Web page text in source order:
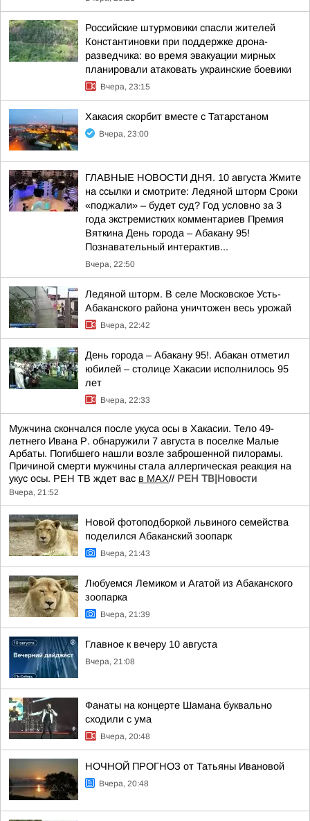
Российские штурмовики спасли жителей
Константиновки при поддержке дрона-
разведчика: во время эвакуации мирных
планировали атаковать украинские боевики
Вчера, 23:15
Хакасия скорбит вместе с Татарстаном
Вчера, 23:00
ГЛАВНЫЕ НОВОСТИ ДНЯ. 10 августа Жмите
на ссылки и смотрите: Ледяной шторм Сроки
«поджали» – будет суд? Год условно за 3
года экстремистких комментариев Премия
Вяткина День города – Абакану 95!
Познавательный интерактив...
Вчера, 22:50
Ледяной шторм. В селе Московское Усть-
Абаканского района уничтожен весь урожай
Вчера, 22:42
День города – Абакану 95!. Абакан отметил
юбилей – столице Хакасии исполнилось 95
лет
Вчера, 22:33
Мужчина скончался после укуса осы в Хакасии. Тело 49-
летнего Ивана Р. обнаружили 7 августа в поселке Малые
Арбаты. Погибшего нашли возле заброшенной пилорамы.
Причиной смерти мужчины стала аллергическая реакция на
укус осы. РЕН ТВ ждет вас в MAX// РЕН ТВ|Новости
Вчера, 21:52
Новой фотоподборкой львиного семейства
поделился Абаканский зоопарк
Вчера, 21:43
Любуемся Лемиком и Агатой из Абаканского
зоопарка
Вчера, 21:39
Главное к вечеру 10 августа
Вчера, 21:08
Фанаты на концерте Шамана буквально
сходили с ума
Вчера, 20:48
НОЧНОЙ ПРОГНОЗ от Татьяны Ивановой
Вчера, 20:48